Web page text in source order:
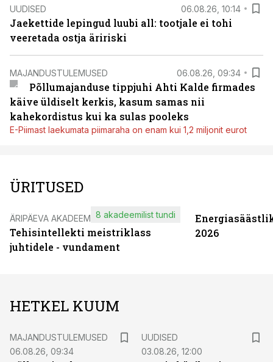
UUDISED 06.08.26, 10:14
Jaekettide lepingud luubi all: tootjale ei tohi
veeretada ostja äririski
MAJANDUSTULEMUSED 06.08.26, 09:34
Põllumajanduse tippjuhi Ahti Kalde firmades
käive üldiselt kerkis, kasum samas nii
kahekordistus kui ka sulas pooleks
E-Piimast laekumata piimaraha on enam kui 1,2 miljonit eurot
ÜRITUSED
ÄRIPÄEVA AKADEEMIA
Tehisintellekti meistriklass
juhtidele - vundament
8 akadeemilist tundi
2026
HETKEL KUUM
MAJANDUSTULEMUSED
06.08.26, 09:34
UUDISED
03.08.26, 12:00